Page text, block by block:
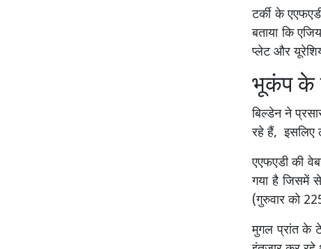
टर्की के
बताया कि
प्लेट और
भूकंप के
बिल्डेन ने
रहे हैं, इसलिए
एएफएडी की
गया है जिसमें
(गुरुवार को
मुगल प्रांत के